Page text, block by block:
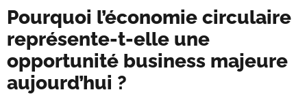
Pourquoi l’économie circulaire
représente-t-elle une
opportunité business majeure
aujourd’hui ?